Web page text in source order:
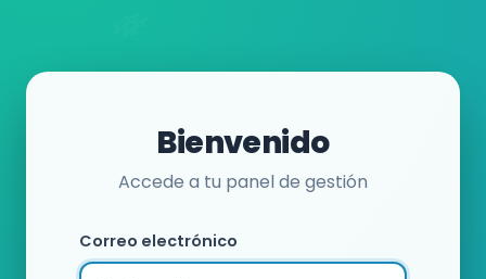
Bienvenido
Accede a tu panel de gestión
Correo electrónico